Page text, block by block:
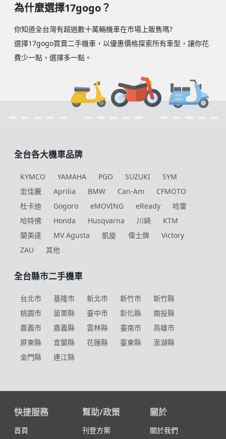
為什麼選擇17gogo？
你知道全台灣有超過數十萬輛機車在市場上販售嗎?
選擇17gogo買賣二手機車，以優惠價格探索所有車型，讓你花
費少一點，選擇多一點。
全台各大機車品牌
KYMCO YAMAHA PGO SUZUKI
SYM
宏佳騰
Aprilia BMW Can-Am
CFMOTO
杜卡迪
Gogoro eMOVING eReady
哈雷
哈特佛
Honda Husqvarna 川崎
KTM
蘭美達
MV Agusta 凱旋 偉士牌
Victory
ZAU
其他
全台縣市二手機車
台北市 基隆市 新北市 新竹市
新竹縣
桃園市
苗栗縣 臺中市 彰化縣
南投縣
嘉義市
嘉義縣 雲林縣 臺南市
高雄市
屏東縣
宜蘭縣 花蓮縣 臺東縣
澎湖縣
金門縣
連江縣
快捷服務
首頁
幫助/政策
刊登方案
關於
關於我們